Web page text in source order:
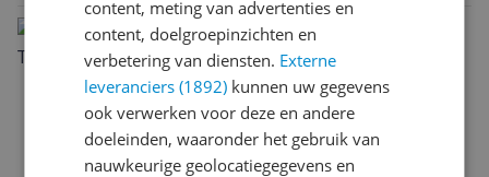
content, meting van advertenties en
content, doelgroepinzichten en
verbetering van diensten. Externe
leveranciers (1892) kunnen uw gegevens
ook verwerken voor deze en andere
doeleinden, waaronder het gebruik van
nauwkeurige geolocatiegegevens en